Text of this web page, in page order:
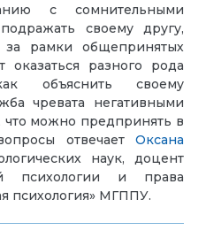
с сомнительными
своему другу,
рамки общепринятых
разного рода
объяснить своему
чревата негативными
что можно предпринять в
отвечает Оксана
наук, доцент
психологии и права
психология» МГППУ.